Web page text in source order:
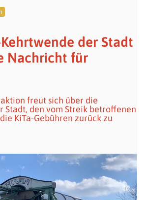
der Stadt
Nachricht für
freut sich über die
Stadt, den vom Streik betroffenen
KiTa-Gebühren zurück zu